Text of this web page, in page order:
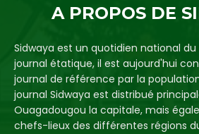
A PROPOS DE
Sidwaya est un quotidien national du
journal étatique, il est aujourd'hui
journal de référence par la
journal Sidwaya est distribué
Ouagadougou la capitale, mais
chefs-lieux des différentes régions